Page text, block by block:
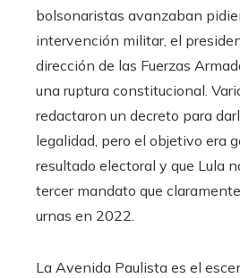
bolsonaristas avanzaban
intervención militar, el
dirección de las Fuerzas
una ruptura constitucional.
redactaron un decreto para
legalidad, pero el objetivo era
resultado electoral y que Lula
tercer mandato que
urnas en 2022.
La Avenida Paulista es el